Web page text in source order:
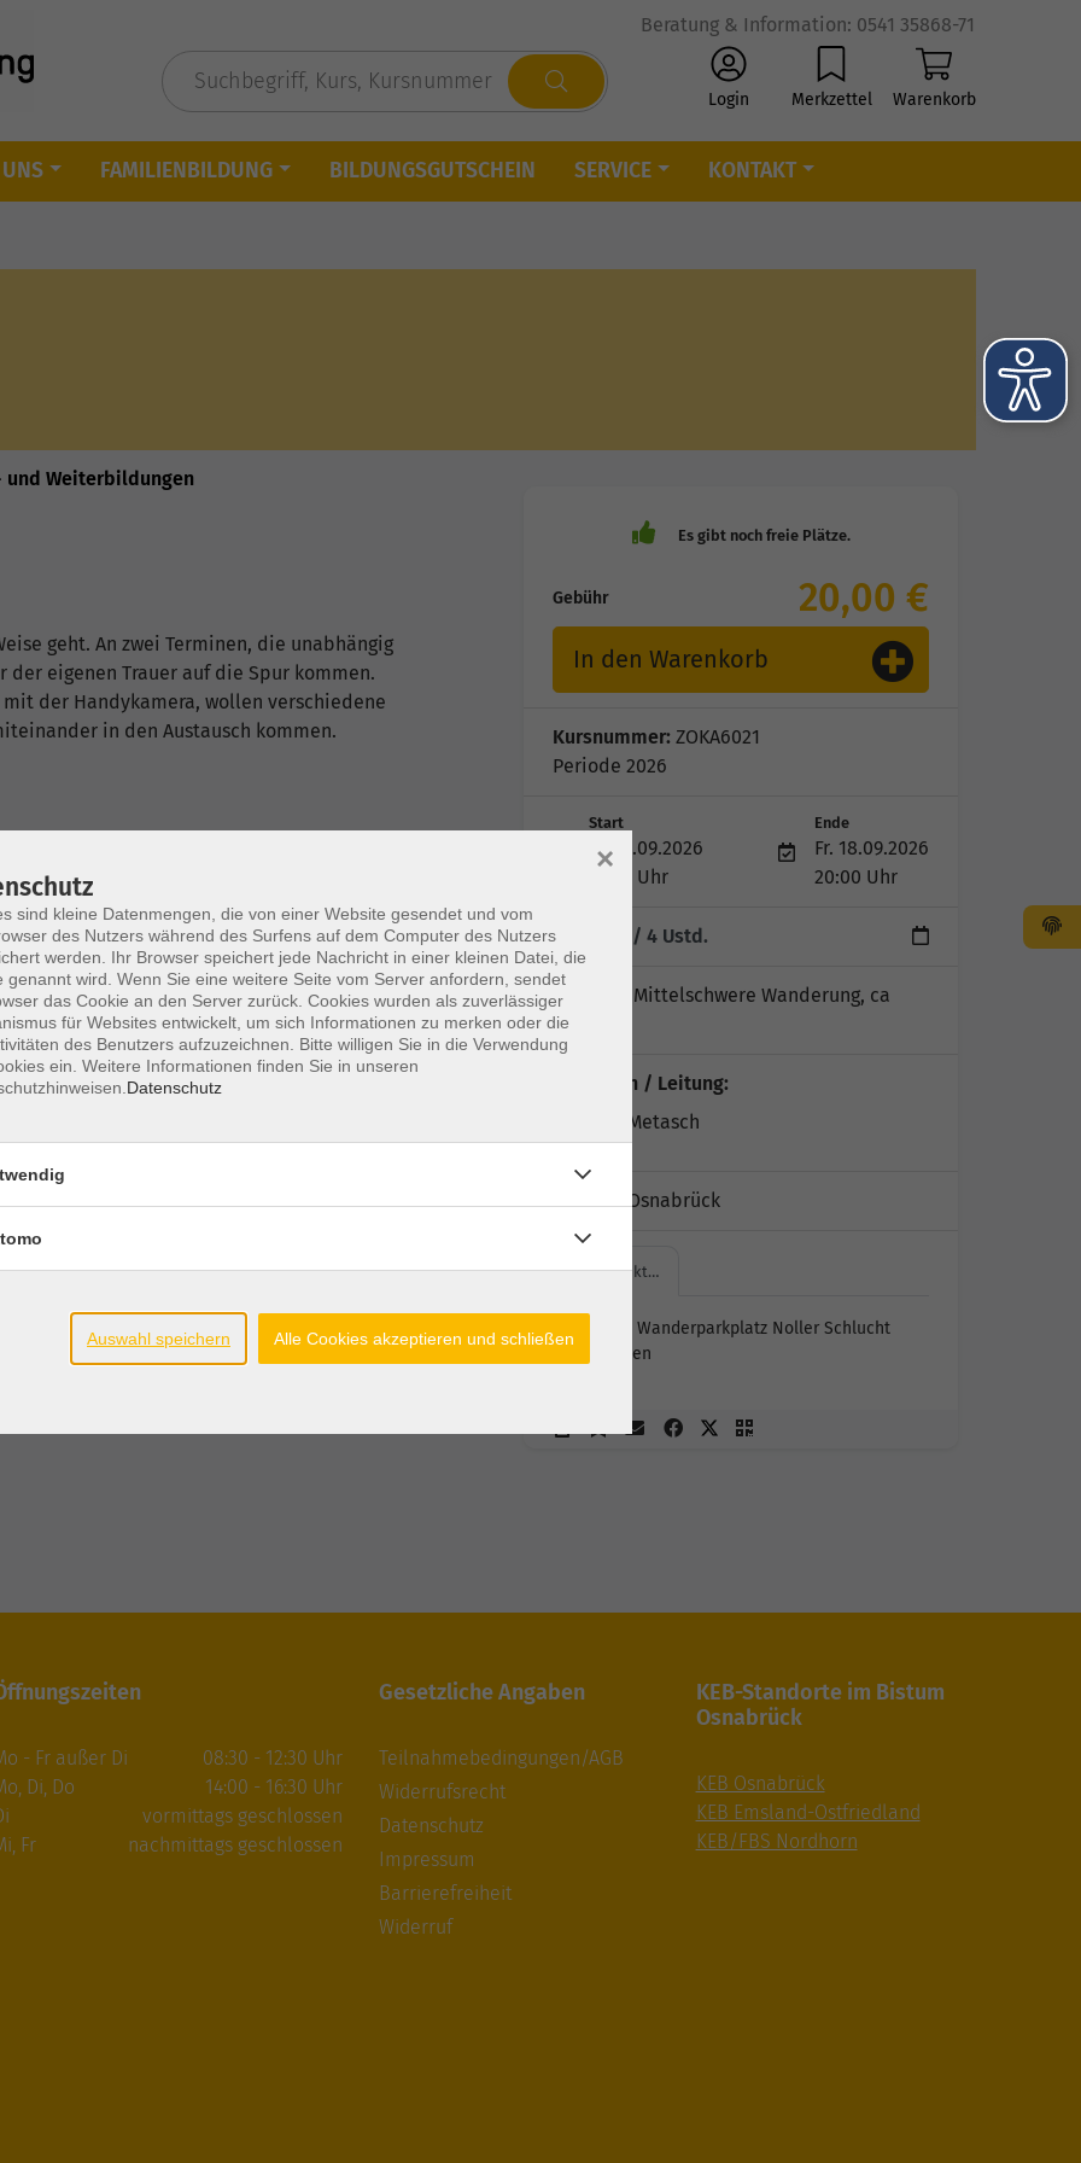
Beratung & Information: 0541 35868-71
Login Merkzettel Warenkorb
FAMILIENBILDUNG BILDUNGSGUTSCHEIN SERVICE KONTAKT
und Weiterbildungen
geht. An zwei Terminen, die unabhängig
eigenen Trauer auf die Spur kommen.
der Handykamera, wollen verschiedene
in den Austausch kommen.
Gebühr 20,00 €
In den Warenkorb
Kursnummer: ZOKA6021
Periode 2026
Start
Fr. 18.09.2026
17:00 Uhr
Ende
Fr. 18.09.2026
20:00 Uhr
1 Termin / 4 Ustd.
Hinweis:
Mittelschwere Wanderung, ca
7km
Dozent*in / Leitung:
Melanie Metasch
Kursort:Osnabrück
Treffpunkt…
Treffpunkt Wanderparkplatz Noller Schlucht
49201 Dissen
- Fr außer Di
Di, Do
Fr
08:30 - 12:30 Uhr
14:00 - 16:30 Uhr
vormittags geschlossen
nachmittags geschlossen
Gesetzliche Angaben
Teilnahmebedingungen/AGB
Widerrufsrecht
Datenschutz
Impressum
Barrierefreiheit
Widerruf
KEB-Standorte im Bistum
Osnabrück
KEB Osnabrück
KEB Emsland-Ostfriedland
KEB/FBS Nordhorn
sind kleine Datenmengen, die von einer Website gesendet und vom
des Nutzers während des Surfens auf dem Computer des Nutzers
werden. Ihr Browser speichert jede Nachricht in einer kleinen Datei, die
genannt wird. Wenn Sie eine weitere Seite vom Server anfordern, sendet
das Cookie an den Server zurück. Cookies wurden als zuverlässiger
für Websites entwickelt, um sich Informationen zu merken oder die
des Benutzers aufzuzeichnen. Bitte willigen Sie in die Verwendung
ein. Weitere Informationen finden Sie in unseren
Datenschutz
×
Auswahl speichern Alle Cookies akzeptieren und schließen